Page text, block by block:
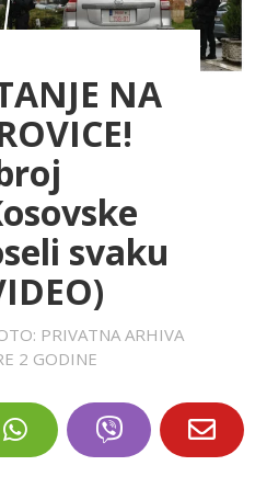
NA
svaku
PRIVATNA ARHIVA
2 GODINE